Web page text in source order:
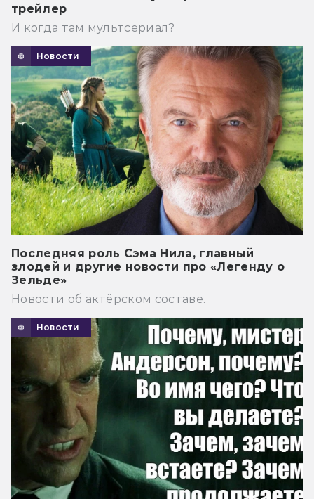
трейлер
И когда там мультсериал?
Новости
Последняя роль Сэма Нила, главный
злодей и другие новости про «Легенду о
Зельде»
Новости об актёрском составе.
Новости